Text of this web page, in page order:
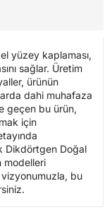
yüzey kaplaması,
sağlar. Üretim
ürünün
dahi muhafaza
geçen bu ürün,
için
Dikdörtgen Doğal
modelleri
vizyonumuzla, bu